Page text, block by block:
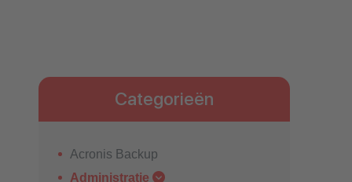
Categorieën
Acronis Backup
Administratie